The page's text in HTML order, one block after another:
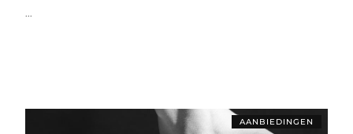
...
AANBIEDINGEN